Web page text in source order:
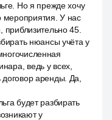
Но я прежде хочу
мероприятия. У нас
приблизительно 45.
нюансы учёта у
ведь у всех,
договор аренды. Да,
будет разбирать
у